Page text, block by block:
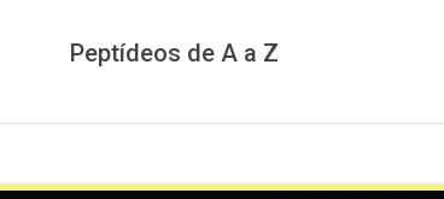
Peptídeos de A a Z